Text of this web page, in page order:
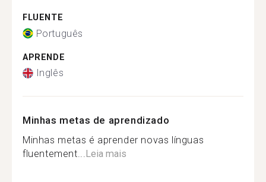
FLUENTE
Português
APRENDE
Inglês
Minhas metas de aprendizado
Minhas metas é aprender novas línguas
fluentement...Leia mais